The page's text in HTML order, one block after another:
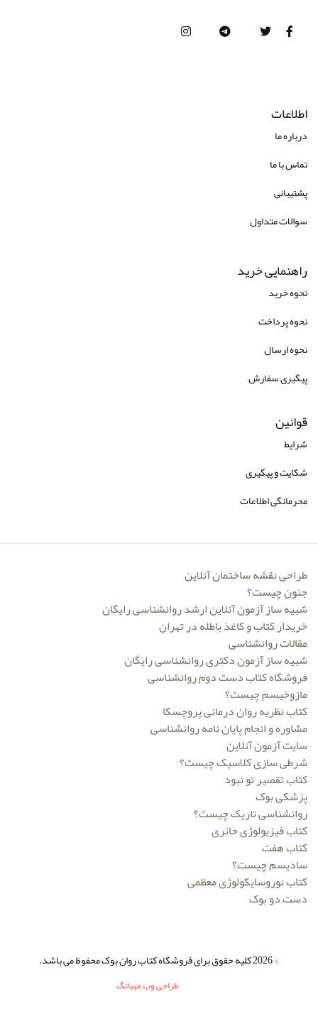
انتشارات تزکیه
انتشارات دوران
انتشارات رشد و توسعه
انتشارات سازوکار
انتشارات سایه سخن
انتشارات سخن
انتشارات شباهنگ
انتشارات صابرین
انتشارات طرحواره
انتشارات فروزش
انتشارات قطره
انتشارات ققنوس
انتشارات کمال تربیت
انتشارات گپ
انتشارات ما و شما
انتشارات ماهان
انتشارات مدرسان شریف
انتشارات مرکز نشر دانشگاهی
انتشارات میلکان
انتشارات وانیا
اطلاعات
درباره ما
تماس با ما
پشتیبانی
سوالات متداول
راهنمایی خرید
نحوه خرید
نحوه پرداخت
نحوه ارسال
پیگیری سفارش
قوانین
شرایط
شکایت و پیگیری
محرمانگی اطلاعات
طراحی نقشه ساختمان آنلاین
جنون چیست؟
شبیه ساز آزمون آنلاین ارشد روانشناسی رایگان
خریدار کتاب و کاغذ باطله در تهران
مقالات روانشناسی
شبیه ساز آزمون دکتری روانشناسی رایگان
فروشگاه کتاب دست دوم روانشناسی
مازوخیسم چیست؟
کتاب نظریه روان درمانی پروچسکا
مشاوره و انجام پایان نامه روانشناسی
سایت آزمون آنلاین
شرطی سازی کلاسیک چیست؟
کتاب تقصیر تو نبود
پزشکی بوک
روانشناسی تاریک چیست؟
کتاب فیزیولوژی حائری
کتاب هفت
سادیسم چیست؟
کتاب نوروسایکولوژی معظمی
دست دو بوک
© 2026 کلیه حقوق برای فروشگاه کتاب روان بوک محفوظ می باشد.
طراحی وب مهبانگ